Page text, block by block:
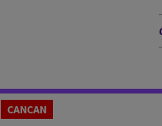
CANCAN